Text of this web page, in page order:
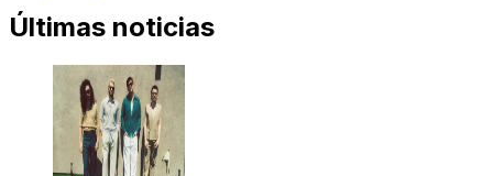
Últimas noticias